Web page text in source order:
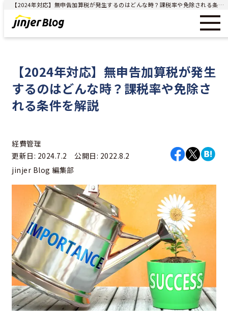
【2024年対応】無申告加算税が発生するのはどんな時？課税率や免除される条件を解説 - ジンジャー（jinjer）｜統合型人事システム
【2024年対応】無申告加算税が発生
するのはどんな時？課税率や免除さ
れる条件を解説
経費管理
更新日: 2024.7.2 公開日: 2022.8.2
jinjer Blog 編集部